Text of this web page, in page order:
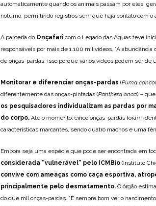
automaticamente quando os animais passam por eles,
noturno, permitindo registros sem que haja contato com o
A parceria do Onçafari com o Legado das Águas teve
responsáveis por mais de 1.100 mil vídeos. “A
de onças-pardas, isso porque vários vídeos podem ser de
Monitorar e diferenciar onças-pardas (Puma
diferentemente das onças-pintadas (Panthera onca) –
os pesquisadores individualizam as pardas por
do corpo. Até o momento, cinco onças-pardas foram
características marcantes, sendo quatro machos e uma
Embora seja uma espécie que pode ser encontrada em
considerada “vulnerável” pelo ICMBio (Instituto
convive com ameaças como caça esportiva,
principalmente pelo desmatamento. O órgão
do que mil onças-pardas. “É sempre bom ver o